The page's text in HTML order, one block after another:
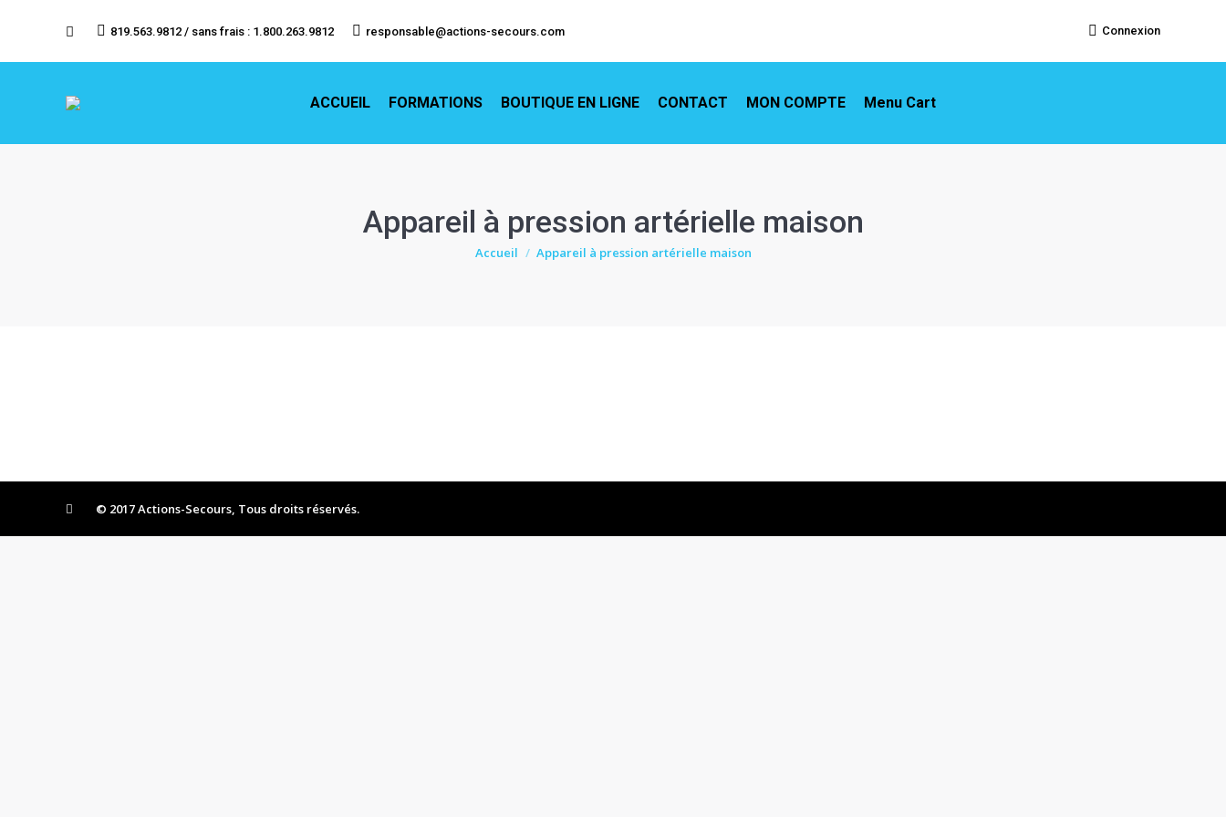
819.563.9812 / sans frais : 1.800.263.9812 responsable@actions-secours.com Connexion
ACCUEIL FORMATIONS BOUTIQUE EN LIGNE CONTACT MON COMPTE Menu Cart
Appareil à pression artérielle maison
Vous êtes ici :
Accueil Appareil à pression artérielle maison
© 2017 Actions-Secours, Tous droits réservés.
ACCUEIL FORMATIONS BOUTIQUE EN LIGNE